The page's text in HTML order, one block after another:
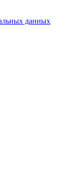
данных